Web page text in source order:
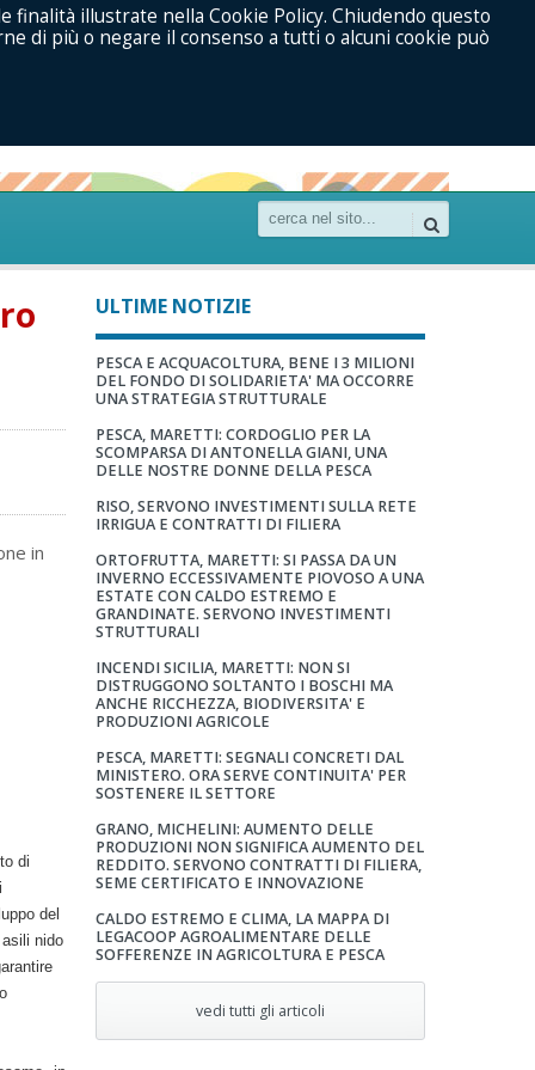
in
di
del
nido
ULTIME NOTIZIE
PESCA E ACQUACOLTURA, BENE I 3 MILIONI
DEL FONDO DI SOLIDARIETA' MA OCCORRE
UNA STRATEGIA STRUTTURALE
PESCA, MARETTI: CORDOGLIO PER LA
SCOMPARSA DI ANTONELLA GIANI, UNA
DELLE NOSTRE DONNE DELLA PESCA
RISO, SERVONO INVESTIMENTI SULLA RETE
IRRIGUA E CONTRATTI DI FILIERA
ORTOFRUTTA, MARETTI: SI PASSA DA UN
INVERNO ECCESSIVAMENTE PIOVOSO A UNA
ESTATE CON CALDO ESTREMO E
GRANDINATE. SERVONO INVESTIMENTI
STRUTTURALI
INCENDI SICILIA, MARETTI: NON SI
DISTRUGGONO SOLTANTO I BOSCHI MA
ANCHE RICCHEZZA, BIODIVERSITA' E
PRODUZIONI AGRICOLE
PESCA, MARETTI: SEGNALI CONCRETI DAL
MINISTERO. ORA SERVE CONTINUITA' PER
SOSTENERE IL SETTORE
GRANO, MICHELINI: AUMENTO DELLE
PRODUZIONI NON SIGNIFICA AUMENTO DEL
REDDITO. SERVONO CONTRATTI DI FILIERA,
SEME CERTIFICATO E INNOVAZIONE
CALDO ESTREMO E CLIMA, LA MAPPA DI
LEGACOOP AGROALIMENTARE DELLE
SOFFERENZE IN AGRICOLTURA E PESCA
vedi tutti gli articoli
illustrate nella Cookie Policy. Chiudendo questo
di più o negare il consenso a tutti o alcuni cookie può